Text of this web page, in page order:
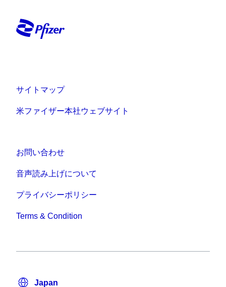
サイトマップ
米ファイザー本社ウェブサイト
お問い合わせ
音声読み上げについて
プライバシーポリシー
Terms & Condition